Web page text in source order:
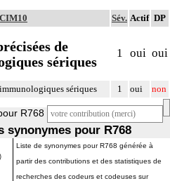
Sév. Actif DP
de
sériques
1 oui oui
sériques 1 oui non
R768
synonymes pour R768
Liste de synonymes pour R768 générée à
partir des contributions et des statistiques de
recherches des codeurs et codeuses sur